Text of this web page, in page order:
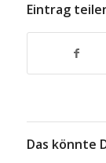
Eintrag
Das könnte